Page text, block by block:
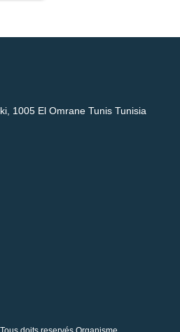
1005 El Omrane Tunis Tunisia